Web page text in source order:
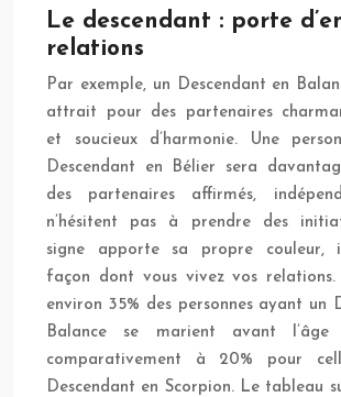
Le descendant : porte
relations
Par exemple, un Descendant en
attrait pour des partenaires
et soucieux d’harmonie. Une
Descendant en Bélier sera
des partenaires affirmés,
n’hésitent pas à prendre des
signe apporte sa propre couleur,
façon dont vous vivez vos relations.
environ 35% des personnes ayant un
Balance se marient avant
comparativement à 20% pour
Descendant en Scorpion. Le tableau